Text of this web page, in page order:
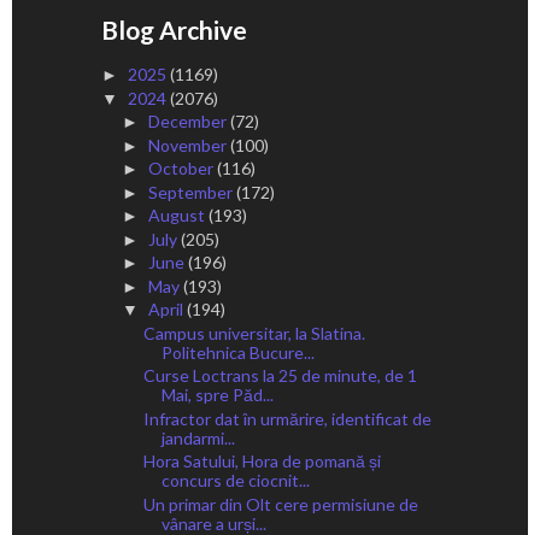
Blog Archive
► 2025 (1169)
▼ 2024(2076)
► December(72)
► November(100)
► October(116)
► September(172)
► August (193)
► July(205)
► June(196)
► May(193)
▼ April (194)
Campus universitar, la Slatina.
Politehnica Bucure...
Curse Loctrans la 25 de minute, de 1
Mai, spre Păd...
Infractor dat în urmărire, identificat de
jandarmi...
Hora Satului, Hora de pomană și
concurs de ciocnit...
Un primar din Olt cere permisiune de
vânare a urși...